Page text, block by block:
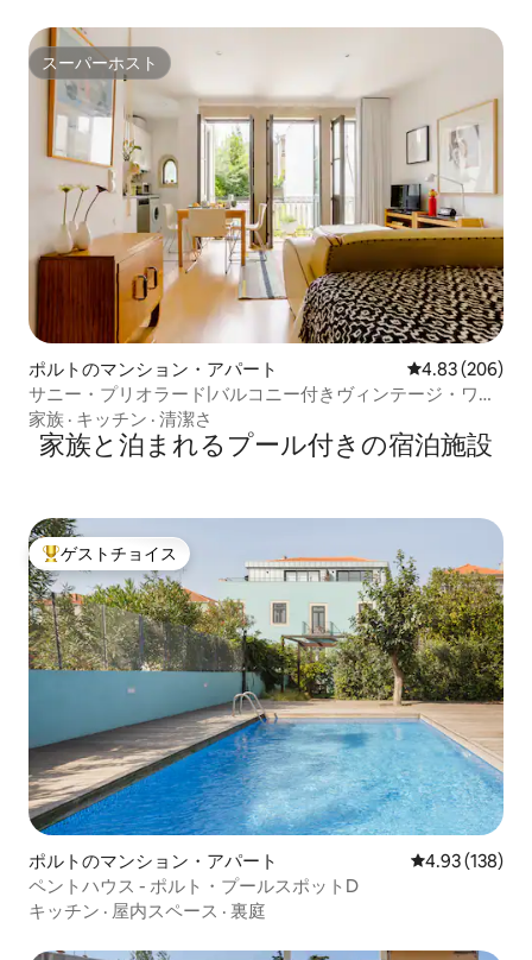
スーパーホスト
スーパーホスト
ポルトのマンション・アパート レビュー206
4.83 (206)
サニー・プリオラード|バルコニー付きヴィンテージ・ワン
ルーム
家族 · キッチン · 清潔さ
家族と泊まれるプール付きの宿泊施設
大好評のゲストチョイスです。
ゲストチョイス
ポルトのマンション・アパート レビュー138
4.93 (138)
ペントハウス - ポルト・プールスポットD
キッチン · 屋内スペース · 裏庭